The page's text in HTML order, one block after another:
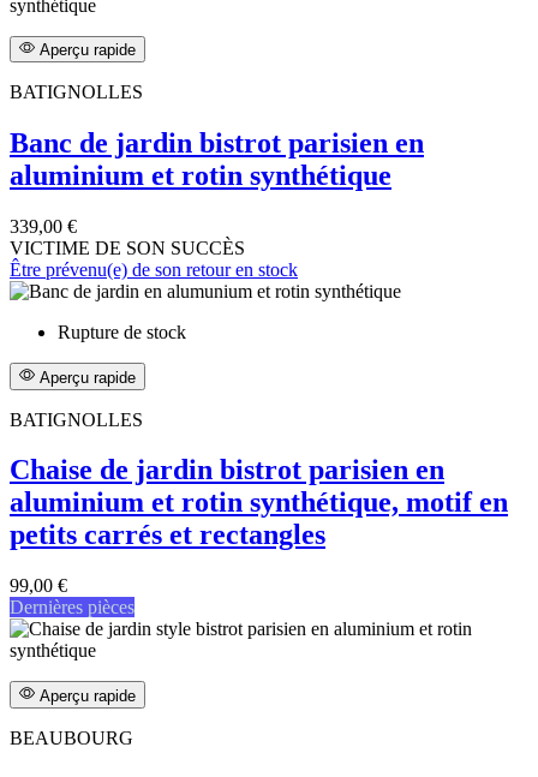
Aperçu rapide
BATIGNOLLES
Banc de jardin bistrot parisien en
aluminium et rotin synthétique
339,00 €
VICTIME DE SON SUCCÈS
Être prévenu(e) de son retour en stock
Rupture de stock
Aperçu rapide
BATIGNOLLES
Chaise de jardin bistrot parisien en
aluminium et rotin synthétique, motif en
petits carrés et rectangles
99,00 €
Dernières pièces
Aperçu rapide
BEAUBOURG